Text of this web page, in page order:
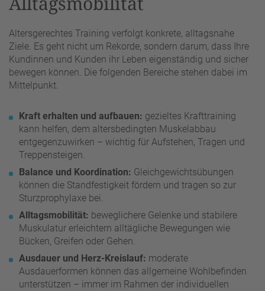
Altersgerechtes Training verfolgt konkrete, alltagsnahe
Ziele. Es geht nicht um Rekorde, sondern darum, dass Ihre
Kundinnen und Kunden ihr Leben eigenständig und sicher
bewegen können. Die folgenden Bereiche stehen dabei im
Mittelpunkt.
Kraft erhalten und aufbauen: gezieltes Krafttraining
kann helfen, dem altersbedingten Muskelabbau
entgegenzuwirken – wichtig für Aufstehen, Tragen und
Treppensteigen.
Balance und Koordination: Gleichgewichtsübungen
können die Standfestigkeit fördern und tragen so zur
Sturzprophylaxe bei.
Alltagsmobilität: beweglichere Gelenke und stabilere
Muskulatur erleichtern alltägliche Bewegungen wie
Bücken, Greifen oder Gehen.
Ausdauer und Herz-Kreislauf: moderate
Ausdauerformen können das allgemeine Wohlbefinden
unterstützen – immer im Rahmen der individuellen